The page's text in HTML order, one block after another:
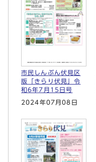
市民しんぶん伏見区
版「きらり伏見」令
和6年7月15日号
2024年07月08日